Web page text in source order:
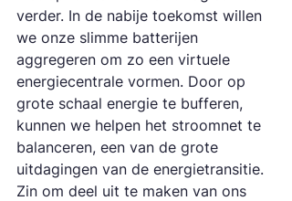
verder. In de nabije toekomst willen
we onze slimme batterijen
aggregeren om zo een virtuele
energiecentrale vormen. Door op
grote schaal energie te bufferen,
kunnen we helpen het stroomnet te
balanceren, een van de grote
uitdagingen van de energietransitie.
Zin om deel uit te maken van ons